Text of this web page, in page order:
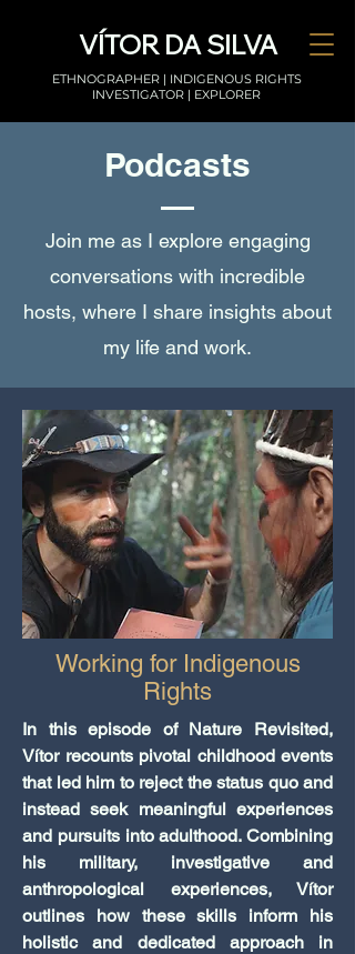
VÍTOR DA SILVA
ETHNOGRAPHER | INDIGENOUS RIGHTS
INVESTIGATOR | EXPLORER
Podcasts
Join me as I explore engaging
conversations with incredible
hosts, where I share insights about
my life and work.
Working for Indigenous
Rights
In this episode of Nature Revisited,
Vítor recounts pivotal childhood events
that led him to reject the status quo and
instead seek meaningful experiences
and pursuits into adulthood. Combining
his military, investigative and
anthropological experiences, Vítor
outlines how these skills inform his
holistic and dedicated approach in